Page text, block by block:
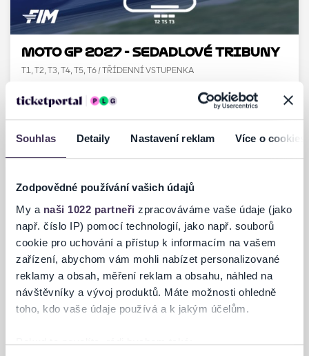
Souhlas Detaily Nastavení reklam Více o cookies
Zodpovědné používání vašich údajů
My a naši 1022 partneři zpracováváme vaše údaje (jako
např. číslo IP) pomocí technologií, jako např. souborů
cookie pro uchování a přístup k informacím na vašem
zařízení, abychom vám mohli nabízet personalizované
reklamy a obsah, měření reklam a obsahu, náhled na
návštěvníky a vývoj produktů. Máte možnosti ohledně
toho, kdo vaše údaje používá a k jakým účelům.
Pokud to povolíte, rádi bychom také:
MOTO GP 2027 - Sedadlové tribuny
T1, T2, T3, T4, T5, T6 / TŘÍDENNÍ VSTUPENKA